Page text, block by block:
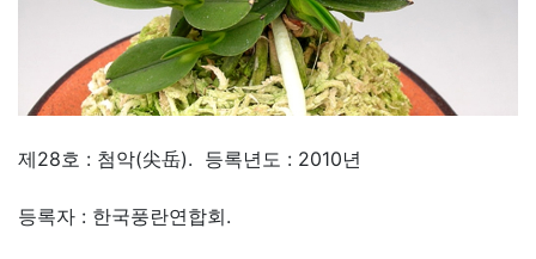
제28호 : 첨악(尖岳). 등록년도 : 2010년
등록자 : 한국풍란연합회.